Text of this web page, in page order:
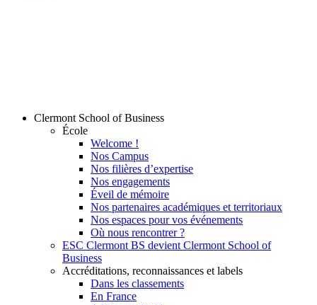
Clermont School of Business
École
Welcome !
Nos Campus
Nos filières d’expertise
Nos engagements
Éveil de mémoire
Nos partenaires académiques et territoriaux
Nos espaces pour vos événements
Où nous rencontrer ?
ESC Clermont BS devient Clermont School of
Business
Accréditations, reconnaissances et labels
Dans les classements
En France